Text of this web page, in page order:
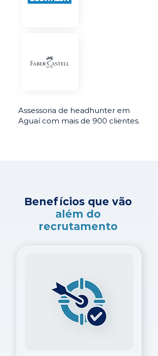
Assessoria de headhunter em
Aguaí com mais de 900 clientes.
Benefícios que vão
além do
recrutamento